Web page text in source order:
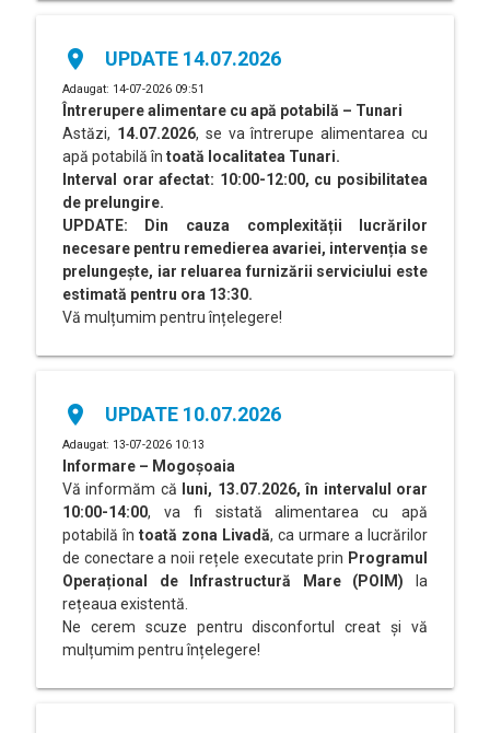
place UPDATE 14.07.2026
Adaugat: 14-07-2026 09:51
Întrerupere alimentare cu apă potabilă – Tunari
Astăzi, 14.07.2026, se va întrerupe alimentarea cu
apă potabilă în toată localitatea Tunari.
Interval orar afectat: 10:00-12:00, cu posibilitatea
de prelungire.
UPDATE: Din cauza complexității lucrărilor
necesare pentru remedierea avariei, intervenția se
prelungește, iar reluarea furnizării serviciului este
estimată pentru ora 13:30.
Vă mulțumim pentru înțelegere!
place UPDATE 10.07.2026
Adaugat: 13-07-2026 10:13
Informare – Mogoșoaia
Vă informăm că luni, 13.07.2026, în intervalul orar
10:00-14:00, va fi sistată alimentarea cu apă
potabilă în toată zona Livadă, ca urmare a lucrărilor
de conectare a noii rețele executate prin Programul
Operațional de Infrastructură Mare (POIM) la
rețeaua existentă.
Ne cerem scuze pentru disconfortul creat și vă
mulțumim pentru înțelegere!